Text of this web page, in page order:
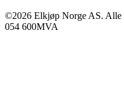
©2026 Elkjøp Norge AS. Alle
054 600MVA